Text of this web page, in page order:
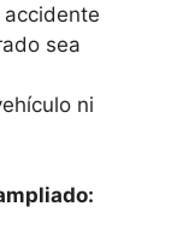
sea
ni